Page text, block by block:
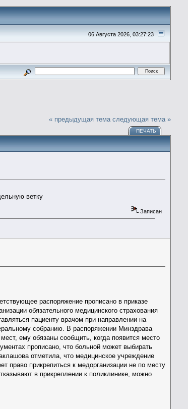
06 Августа 2026, 03:27:23
« предыдущая тема следующая тема »
ПЕЧАТЬ
ветку
Записан
распоряжение прописано в приказе
обязательного медицинского страхования
пациенту врачом при направлении на
собранию. В распоряжении Минздрава
ему обязаны сообщить, когда появится место
прописано, что больной может выбирать
отметила, что медицинское учреждение
право прикрепиться к медорганизации не по месту
в прикреплении к поликлинике, можно